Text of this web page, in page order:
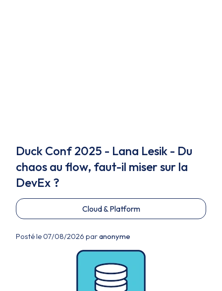
Duck Conf 2025 - Lana Lesik - Du
chaos au flow, faut-il miser sur la
DevEx ?
Cloud & Platform
Posté le 07/08/2026 paranonyme